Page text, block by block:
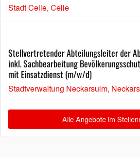
Stadt Celle, Celle
Stellvertretender Abteilungsleiter der
inkl. Sachbearbeitung
mit Einsatzdienst (m/w/d)
Stadtverwaltung Neckarsulm,
Alle Angebote im